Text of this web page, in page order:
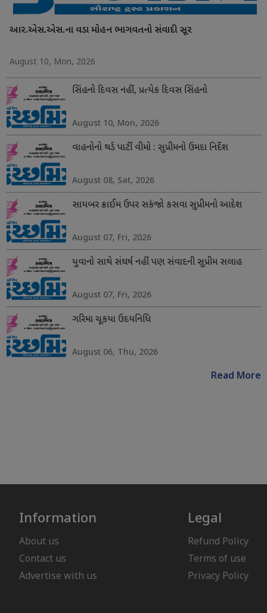
આર.એસ.એસ.ના વડા મોહન ભાગવતનો સંવાદી સૂર
August 10, Mon, 2026
સિંહનો દિવસ નહીં, પ્રત્યેક દિવસ સિંહનો
August 10, Mon, 2026
વાહનોનો થર્ડ પાર્ટી વીમો : સુપ્રીમનો ઉમદા નિર્દેશ
August 08, Sat, 2026
સાયબર ક્રાઈમ ઉપર સકંજો કસવા સુપ્રીમનો આદેશ
August 07, Fri, 2026
યુવાનો સાથે સંઘર્ષ નહીં પણ સંવાદની સુપ્રીમ સલાહ
August 07, Fri, 2026
ગરિમા ચૂકયા ઉદયનિધિ
August 06, Thu, 2026
Read More
Information
About us
Contact us
Advertise with us
Legal
Refund Policy
Terms of use
Privacy Policy